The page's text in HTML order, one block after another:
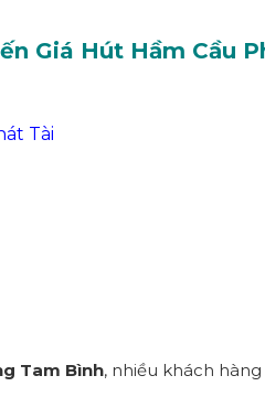
Giá Hút Hầm Cầu
Tài
Tam Bình, nhiều khách